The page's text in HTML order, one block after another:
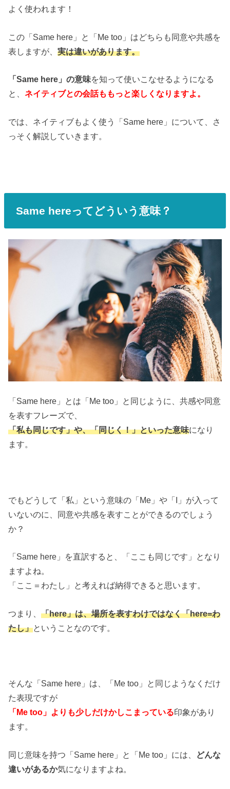
よく使われます！
この「Same here」と「Me too」はどちらも同意や共感を
表しますが、実は違いがあります。
「Same here」の意味を知って使いこなせるようになる
と、ネイティブとの会話ももっと楽しくなりますよ。
では、ネイティブもよく使う「Same here」について、さ
っそく解説していきます。
Same hereってどういう意味？
「Same here」とは「Me too」と同じように、共感や同意
を表すフレーズで、
「私も同じです」や、「同じく！」といった意味になり
ます。
でもどうして「私」という意味の「Me」や「I」が入って
いないのに、同意や共感を表すことができるのでしょう
か？
「Same here」を直訳すると、「ここも同じです」となり
ますよね。
「ここ＝わたし」と考えれば納得できると思います。
つまり、「here」は、場所を表すわけではなく「here=わ
たし」ということなのです。
そんな「Same here」は、「Me too」と同じようなくだけ
た表現ですが
「Me too」よりも少しだけかしこまっている印象があり
ます。
同じ意味を持つ「Same here」と「Me too」には、 どんな
違いがあるか気になりますよね。